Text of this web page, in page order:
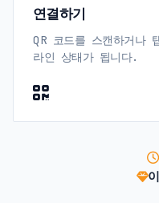
연결하기
QR 코드를 스캔하거나
라인 상태가 됩니다.